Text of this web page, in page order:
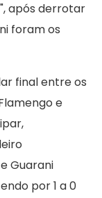
após derrotar
foram os
final entre os
e
Guarani
por 1 a 0